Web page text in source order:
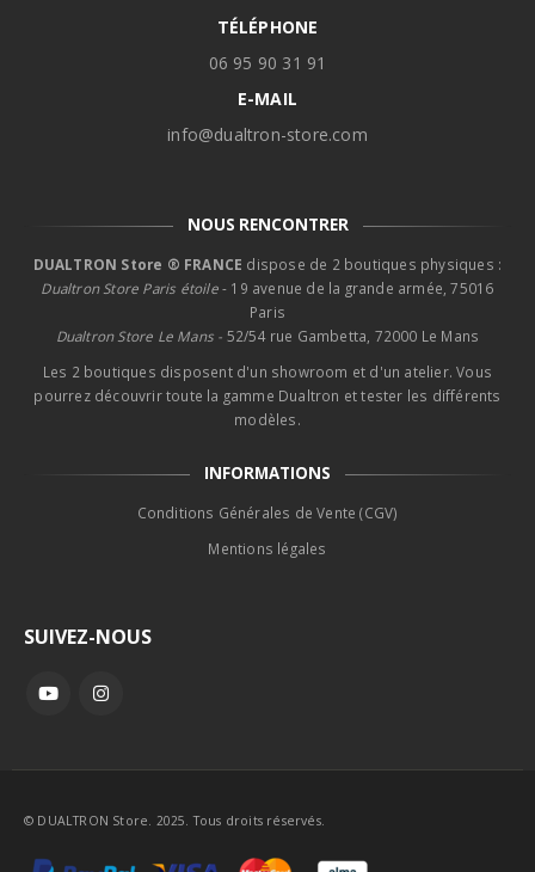
TÉLÉPHONE
06 95 90 31 91
E-MAIL
info@dualtron-store.com
NOUS RENCONTRER
DUALTRON Store ® FRANCE dispose de 2 boutiques physiques :
Dualtron Store Paris étoile- 19 avenue de la grande armée, 75016
Paris
Dualtron Store Le Mans - 52/54 rue Gambetta, 72000 Le Mans
Les 2 boutiques disposent d'un showroom et d'un atelier. Vous
pourrez découvrir toute la gamme Dualtron et tester les différents
modèles.
INFORMATIONS
Conditions Générales de Vente (CGV)
Mentions légales
SUIVEZ-NOUS
© DUALTRON Store. 2025. Tous droits réservés.